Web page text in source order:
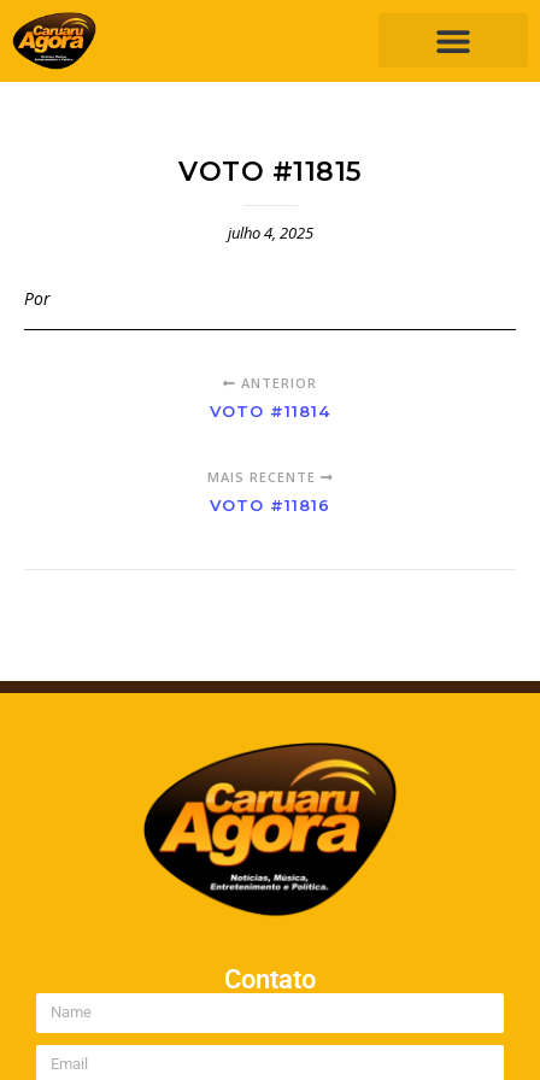
VOTO #11815
julho 4, 2025
Por
ANTERIOR
VOTO #11814
MAIS RECENTE
VOTO #11816
Contato